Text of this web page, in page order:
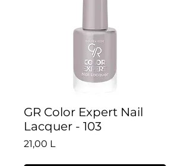
GR Color Expert Nail
Lacquer - 103
21,00 L